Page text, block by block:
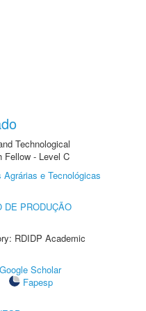
Technological
Fellow - Level C
e Tecnológicas
DE PRODUÇÃO
RDIDP Academic
Google Scholar
Fapesp